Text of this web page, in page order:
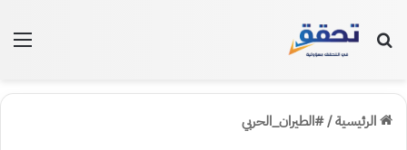
بحث عن
الرئيسية/#الطيران_الحربي